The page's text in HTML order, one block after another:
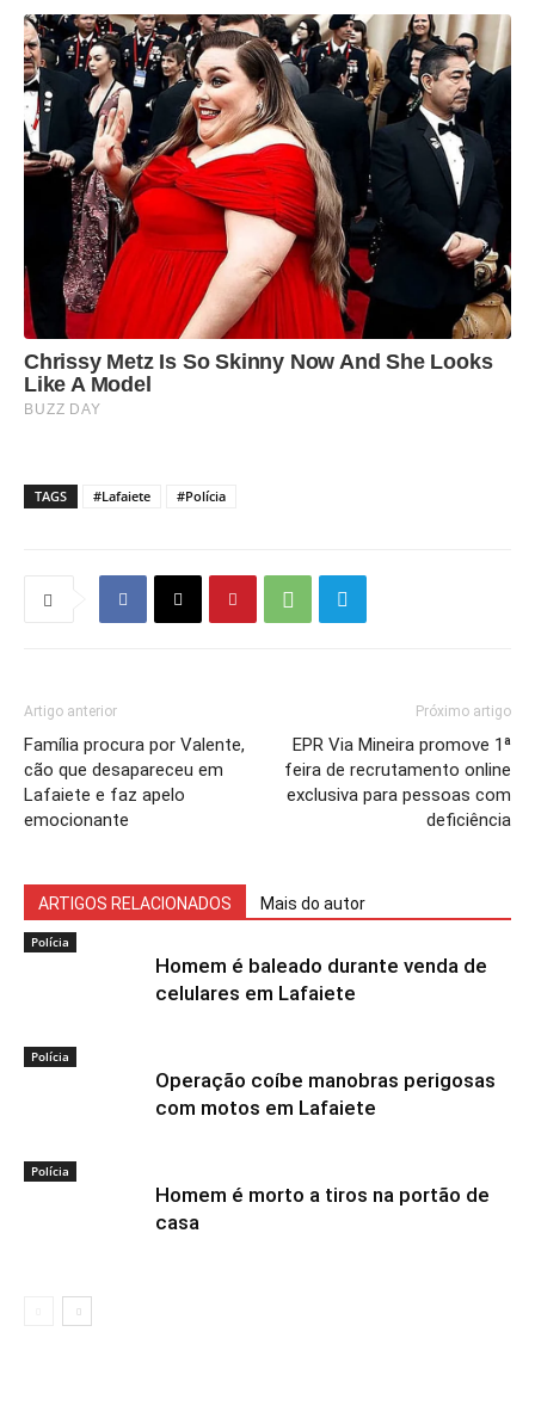
TAGS #Lafaiete #Polícia
Artigo anterior
Família procura por Valente,
cão que desapareceu em
Lafaiete e faz apelo
emocionante
Próximo artigo
EPR Via Mineira promove 1ª
feira de recrutamento online
exclusiva para pessoas com
deficiência
ARTIGOS RELACIONADOS Mais do autor
Polícia
Homem é baleado durante venda de
celulares em Lafaiete
Polícia
Operação coíbe manobras perigosas
com motos em Lafaiete
Polícia
Homem é morto a tiros na portão de
casa